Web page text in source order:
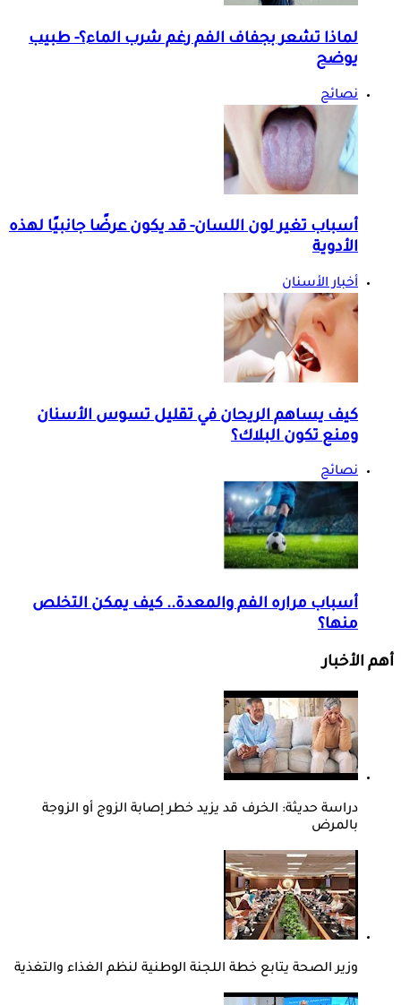
لماذا تشعر بجفاف الفم رغم شرب الماء؟- طبيب
يوضح
نصائح
أسباب تغير لون اللسان- قد يكون عرضًا جانبيًا لهذه
الأدوية
أخبار الأسنان
كيف يساهم الريحان في تقليل تسوس الأسنان
ومنع تكون البلاك؟
نصائح
أسباب مراره الفم والمعدة.. كيف يمكن التخلص
منها؟
أهم الأخبار
دراسة حديثة: الخرف قد يزيد خطر إصابة الزوج أو الزوجة
بالمرض
وزير الصحة يتابع خطة اللجنة الوطنية لنظم الغذاء والتغذية